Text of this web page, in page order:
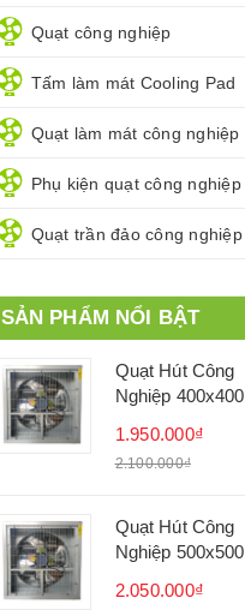
Quạt công nghiệp
Tấm làm mát Cooling Pad
Quạt làm mát công nghiệp
Phụ kiện quạt công nghiệp
Quạt trần đảo công nghiệp
SẢN PHẨM NỔI BẬT
Quạt Hút Công
Nghiệp 400x400
1.950.000₫
2.100.000₫
Quạt Hút Công
Nghiệp 500x500
2.050.000₫